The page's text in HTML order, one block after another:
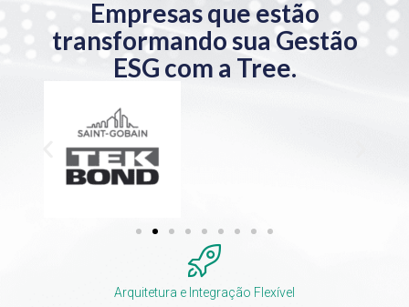
Empresas que estão
transformando sua Gestão
ESG com a Tree.
Arquitetura e Integração Flexível